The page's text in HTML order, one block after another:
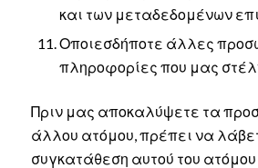
και των μεταδεδομένων
Οποιεσδήποτε άλλες
πληροφορίες που μας
Πριν μας αποκαλύψετε τα
άλλου ατόμου, πρέπει να
συγκατάθεση αυτού του ατόμου